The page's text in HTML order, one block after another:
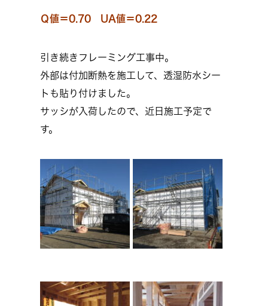
Ｑ値＝0.70 UA値＝0.22
引き続きフレーミング工事中。
外部は付加断熱を施工して、透湿防水シー
トも貼り付けました。
サッシが入荷したので、近日施工予定で
す。